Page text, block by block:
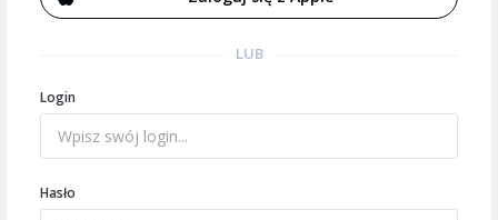
LUB
Login
Hasło